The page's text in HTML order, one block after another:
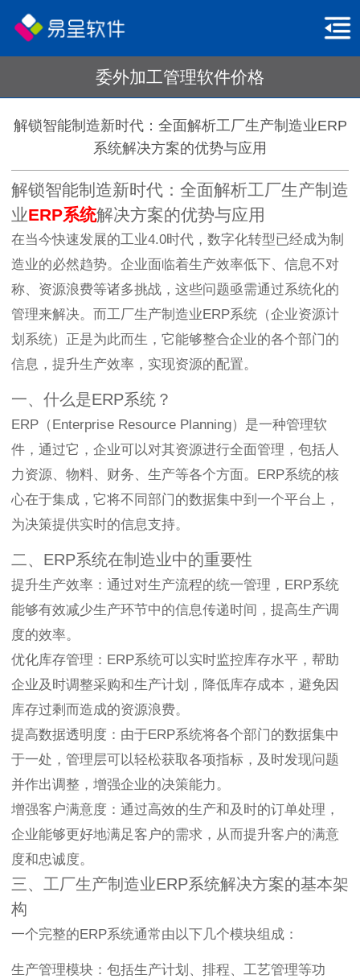
委外加工管理软件价格
解锁智能制造新时代：全面解析工厂生产制造业ERP
系统解决方案的优势与应用
解锁智能制造新时代：全面解析工厂生产制造
业ERP系统解决方案的优势与应用
在当今快速发展的工业4.0时代，数字化转型已经成为制
造业的必然趋势。企业面临着生产效率低下、信息不对
称、资源浪费等诸多挑战，这些问题亟需通过系统化的
管理来解决。而工厂生产制造业ERP系统（企业资源计
划系统）正是为此而生，它能够整合企业的各个部门的
信息，提升生产效率，实现资源的配置。
一、什么是ERP系统？
ERP（Enterprise Resource Planning）是一种管理软
件，通过它，企业可以对其资源进行全面管理，包括人
力资源、物料、财务、生产等各个方面。ERP系统的核
心在于集成，它将不同部门的数据集中到一个平台上，
为决策提供实时的信息支持。
二、ERP系统在制造业中的重要性
提升生产效率：通过对生产流程的统一管理，ERP系统
能够有效减少生产环节中的信息传递时间，提高生产调
度的效率。
优化库存管理：ERP系统可以实时监控库存水平，帮助
企业及时调整采购和生产计划，降低库存成本，避免因
库存过剩而造成的资源浪费。
提高数据透明度：由于ERP系统将各个部门的数据集中
于一处，管理层可以轻松获取各项指标，及时发现问题
并作出调整，增强企业的决策能力。
增强客户满意度：通过高效的生产和及时的订单处理，
企业能够更好地满足客户的需求，从而提升客户的满意
度和忠诚度。
三、工厂生产制造业ERP系统解决方案的基本架
构
一个完整的ERP系统通常由以下几个模块组成：
生产管理模块：包括生产计划、排程、工艺管理等功